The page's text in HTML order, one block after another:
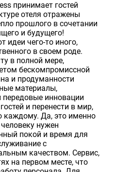
принимает гостей
отеля отражены
прошлого в сочетании
и будущего!
идеи чего-то иного,
в своем роде.
в полной мере,
бескомпромиссной
и продуманности
материалы,
инновации
и перенести в мир,
каждому. Да, это именно
нужен
покой и время для
с
качеством. Сервис,
на первом месте, что